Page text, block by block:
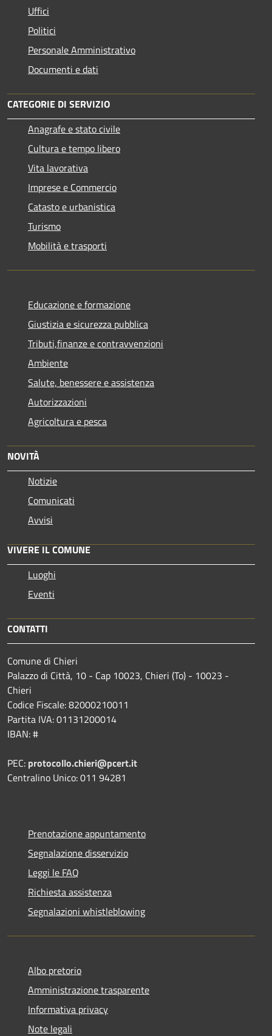
Uffici
Politici
Personale Amministrativo
Documenti e dati
CATEGORIE DI SERVIZIO
Anagrafe e stato civile
Cultura e tempo libero
Vita lavorativa
Imprese e Commercio
Catasto e urbanistica
Turismo
Mobilità e trasporti
Educazione e formazione
Giustizia e sicurezza pubblica
Tributi,finanze e contravvenzioni
Ambiente
Salute, benessere e assistenza
Autorizzazioni
Agricoltura e pesca
NOVITÀ
Notizie
Comunicati
Avvisi
VIVERE IL COMUNE
Luoghi
Eventi
CONTATTI
Comune di Chieri
Palazzo di Città, 10 - Cap 10023, Chieri (To) - 10023 -
Chieri
Codice Fiscale: 82000210011
Partita IVA: 01131200014
IBAN: #
PEC: protocollo.chieri@pcert.it
Centralino Unico: 011 94281
Prenotazione appuntamento
Segnalazione disservizio
Leggi le FAQ
Richiesta assistenza
Segnalazioni whistleblowing
Albo pretorio
Amministrazione trasparente
Informativa privacy
Note legali